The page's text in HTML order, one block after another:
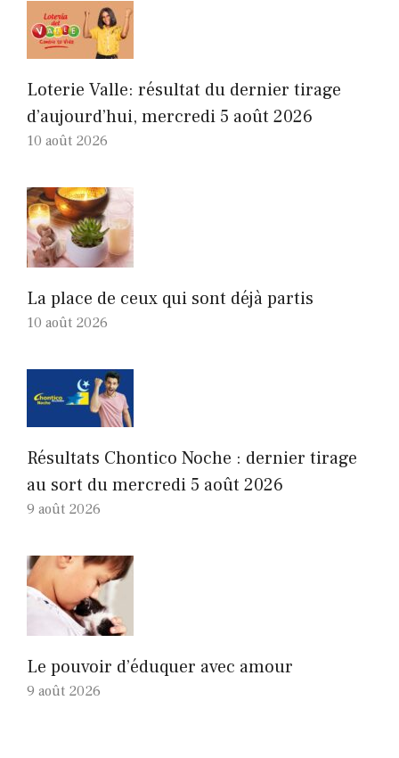
Loterie Valle: résultat du dernier tirage
d’aujourd’hui, mercredi 5 août 2026
10 août 2026
La place de ceux qui sont déjà partis
10 août 2026
Résultats Chontico Noche : dernier tirage
au sort du mercredi 5 août 2026
9 août 2026
Le pouvoir d’éduquer avec amour
9 août 2026